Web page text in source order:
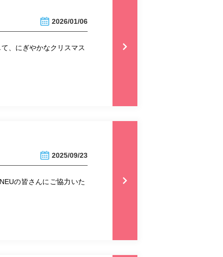
2026/01/06
、にぎやかなクリスマス
2025/09/23
の皆さんにご協力いた